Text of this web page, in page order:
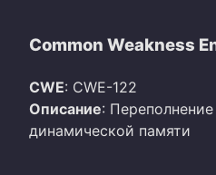
Common Weakness
CWE: CWE-122
Описание:
динамической памяти